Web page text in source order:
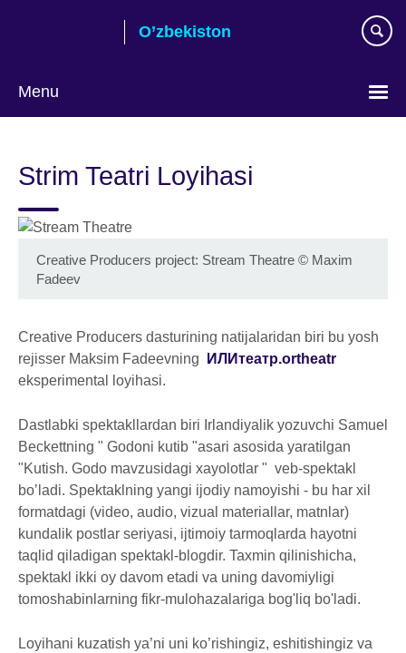
O’zbekiston
Menu
language
Strim Teatri Loyihasi
Creative Producers project: Stream Theatre © Maxim
Fadeev
Creative Producers dasturining natijalaridan biri bu yosh
rejisser Maksim Fadeevning
ИЛИтеатр.ortheatr
eksperimental loyihasi.
Dastlabki spektakllardan biri Irlandiyalik yozuvchi Samuel
Beckettning " Godoni kutib "asari asosida yaratilgan
"Kutish. Godo mavzusidagi xayolotlar " veb-spektakl
bo’ladi. Spektaklning yangi ijodiy namoyishi - bu har xil
formatdagi (video, audio, vizual materiallar, matnlar)
kundalik postlar seriyasi, ijtimoiy tarmoqlarda hayotni
taqlid qiladigan spektakl-blogdir. Taxmin qilinishicha,
spektakl ikki oy davom etadi va uning davomiyligi
tomoshabinlarning fikr-mulohazalariga bog'liq bo'ladi.
Loyihani kuzatish ya’ni uni ko’rishingiz, eshitishingiz va